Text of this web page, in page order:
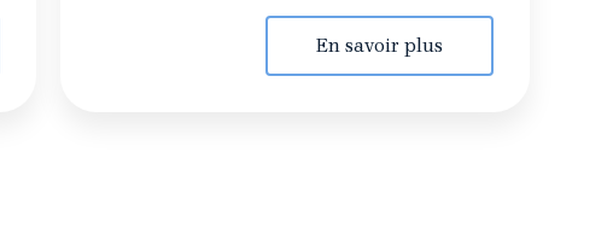
En savoir plus